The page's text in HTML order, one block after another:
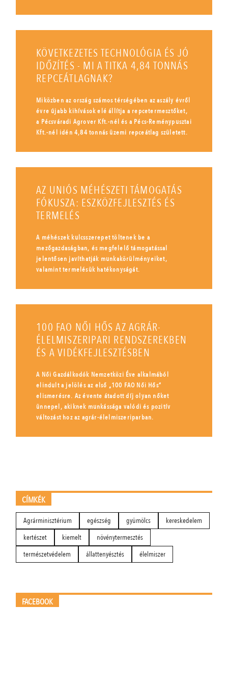
KÖVETKEZETES TECHNOLÓGIA ÉS JÓ
IDŐZÍTÉS - MI A TITKA 4,84 TONNÁS
REPCEÁTLAGNAK?
Miközben az ország számos térségében az aszály évről
évre újabb kihívások elé állítja a repcetermesztőket,
a Pécsváradi Agrover Kft.-nél és a Pécs-Reménypusztai
Kft.-nél idén 4,84 tonnás üzemi repceátlag született.
AZ UNIÓS MÉHÉSZETI TÁMOGATÁS
FÓKUSZA: ESZKÖZFEJLESZTÉS ÉS
TERMELÉS
A méhészek kulcsszerepet töltenek be a
mezőgazdaságban, és megfelelő támogatással
jelentősen javíthatják munkakörülményeiket,
valamint termelésük hatékonyságát.
100 FAO NŐI HŐS AZ AGRÁR-
ÉLELMISZERIPARI RENDSZEREKBEN
ÉS A VIDÉKFEJLESZTÉSBEN
A Női Gazdálkodók Nemzetközi Éve alkalmából
elindult a jelölés az első „100 FAO Női Hős”
elismerésre. Az évente átadott díj olyan nőket
ünnepel, akiknek munkássága valódi és pozitív
változást hoz az agrár-élelmiszeriparban.
CÍMKÉK
Agrárminisztérium egészség gyümölcs
kereskedelem
kertészet
kiemelt
növénytermesztés
természetvédelem
állattenyésztés élelmiszer
FACEBOOK